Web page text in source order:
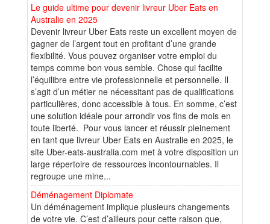
Le guide ultime pour devenir livreur Uber Eats en
Australie en 2025
Devenir livreur Uber Eats reste un excellent moyen de
gagner de l’argent tout en profitant d’une grande
flexibilité. Vous pouvez organiser votre emploi du
temps comme bon vous semble. Chose qui facilite
l’équilibre entre vie professionnelle et personnelle. Il
s’agit d’un métier ne nécessitant pas de qualifications
particulières, donc accessible à tous. En somme, c’est
une solution idéale pour arrondir vos fins de mois en
toute liberté. Pour vous lancer et réussir pleinement
en tant que livreur Uber Eats en Australie en 2025, le
site Uber-eats-australia.com met à votre disposition un
large répertoire de ressources incontournables. Il
regroupe une mine...
Déménagement Diplomate
Un déménagement implique plusieurs changements
de votre vie. C’est d’ailleurs pour cette raison que,